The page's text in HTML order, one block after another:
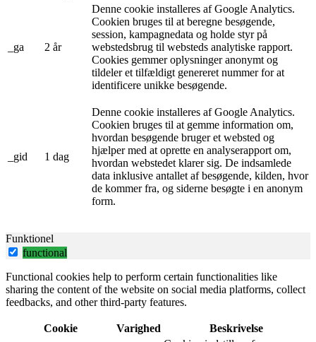
_ga 2 år
Denne cookie installeres af Google Analytics.
Cookien bruges til at beregne besøgende,
session, kampagnedata og holde styr på
webstedsbrug til websteds analytiske rapport.
Cookies gemmer oplysninger anonymt og
tildeler et tilfældigt genereret nummer for at
identificere unikke besøgende.
_gid 1 dag
Denne cookie installeres af Google Analytics.
Cookien bruges til at gemme information om,
hvordan besøgende bruger et websted og
hjælper med at oprette en analyserapport om,
hvordan webstedet klarer sig. De indsamlede
data inklusive antallet af besøgende, kilden, hvor
de kommer fra, og siderne besøgte i en anonym
form.
Funktionel
functional
Functional cookies help to perform certain functionalities like
sharing the content of the website on social media platforms, collect
feedbacks, and other third-party features.
Cookie Varighed
Beskrivelse